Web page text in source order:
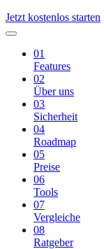
Jetzt kostenlos starten
01
Features
02
Über uns
03
Sicherheit
04
Roadmap
05
Preise
06
Tools
07
Vergleiche
08
Ratgeber